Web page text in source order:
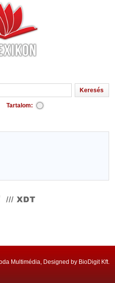
Tartalom:
Multimédia, Designed by BioDigit Kft.